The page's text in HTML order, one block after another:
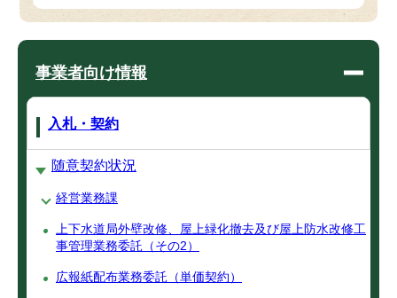
事業者向け情報
入札・契約
随意契約状況
経営業務課
上下水道局外壁改修、屋上緑化撤去及び屋上防水改修工
事管理業務委託（その2）
広報紙配布業務委託（単価契約）